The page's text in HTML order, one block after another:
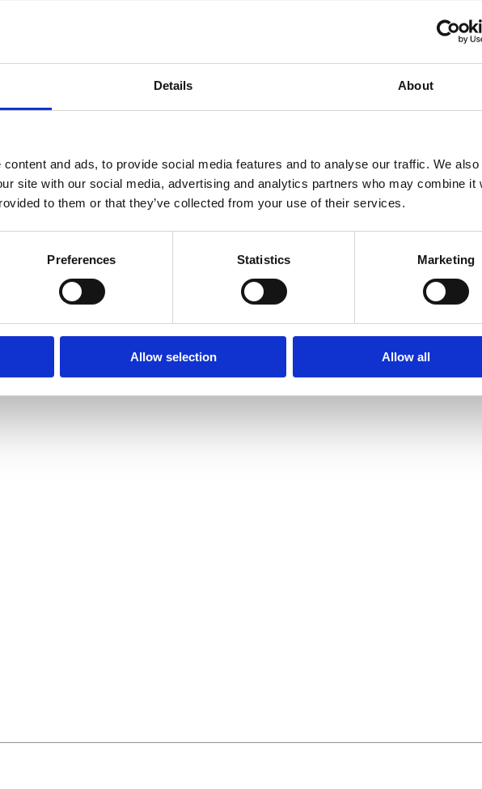
Details About
and ads, to provide social media features and to analyse our traffic. We also
site with our social media, advertising and analytics partners who may combine it
to them or that they’ve collected from your use of their services.
Preferences Statistics Marketing
Allow selection Allow all